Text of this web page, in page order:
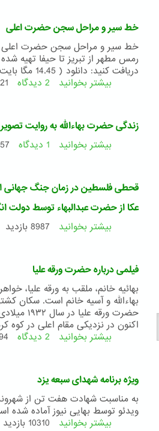
جهانی
بهائی
خط سیر و مراحل سجن حضرت اعلی
خط سیر و مراحل سجن حضرت اعلی
رمس مطهر از تبریز تا حیفا تهیه
دریافت کنید: دانلود ( 14.45 مگا بایت ) دانلود توضیحات
بیشتر بخوانید درباره
مراحل
سجن
2 دیدگاه
زندگی حضرت بهاءالله به روایت تصویر
بیشتر بخوانید درباره
بهاءالله
به
روایت
تصویر
1 دیدگاه
قحطی فلسطین در زمان جنگ جهانی
عکا از حضرت عبدالبهاء توسط دولت
بیشتر بخوانید درباره
در
زمان
جنگ
جهانی
اول
و
نجات
و
قدردانی
مردم
حیفا
8987 بازدید
فیلمی درباره حضرت ورقه علیا
بهائیه خانم، ملقب به ورقه علیا،
بهاءالله و آسیه خانم است. سکان
اکنون در نزدیکی مقام اعلی در کوه
بیشتر بخوانید درباره
حضرت
ورقه
علیا
2 دیدگاه
ویژه برنامه شهدای سبعه یزد
به مناسبت شهادت هفت تن از
ویدئو توسط بهایی نیوز آماده شده
بیشتر بخوانید درباره
10310 بازدید